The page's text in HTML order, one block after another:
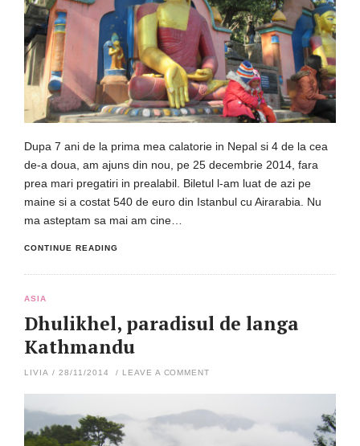
Dupa 7 ani de la prima mea calatorie in Nepal si 4 de la cea
de-a doua, am ajuns din nou, pe 25 decembrie 2014, fara
prea mari pregatiri in prealabil. Biletul l-am luat de azi pe
maine si a costat 540 de euro din Istanbul cu Airarabia. Nu
ma asteptam sa mai am cine…
CONTINUE READING
ASIA
Dhulikhel, paradisul de langa
Kathmandu
LIVIA / 28/11/2014 / LEAVE A COMMENT